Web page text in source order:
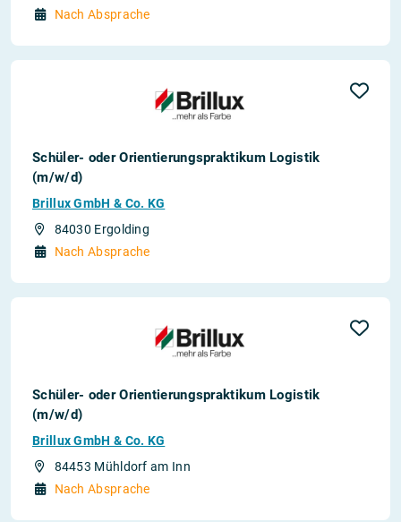
Nach Absprache
Schüler- oder Orientierungspraktikum Logistik
(m/w/d)
Brillux GmbH & Co. KG
84030 Ergolding
Nach Absprache
Schüler- oder Orientierungspraktikum Logistik
(m/w/d)
Brillux GmbH & Co. KG
84453 Mühldorf am Inn
Nach Absprache